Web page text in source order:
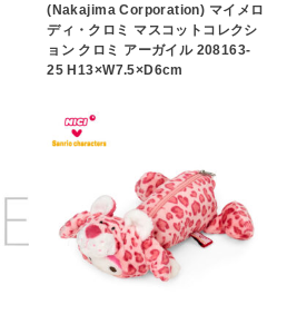
(Nakajima Corporation) マイメロ
ディ・クロミ マスコットコレクシ
ョン クロミ アーガイル 208163-
25 H13×W7.5×D6cm